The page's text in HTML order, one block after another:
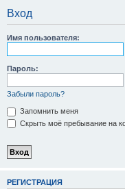
Вход
Имя пользователя:
Пароль:
Забыли пароль?
Запомнить меня
Скрыть моё пребывание на
РЕГИСТРАЦИЯ